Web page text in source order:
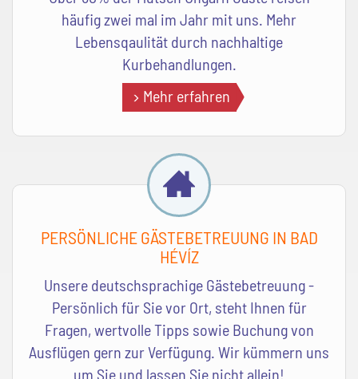
häufig zwei mal im Jahr mit uns. Mehr
Lebensqaulität durch nachhaltige
Kurbehandlungen.
Mehr erfahren
PERSÖNLICHE GÄSTEBETREUUNG IN BAD
HÉVÍZ
Unsere deutschsprachige Gästebetreuung -
Persönlich für Sie vor Ort, steht Ihnen für
Fragen, wertvolle Tipps sowie Buchung von
Ausflügen gern zur Verfügung. Wir kümmern uns
um Sie und lassen Sie nicht allein!